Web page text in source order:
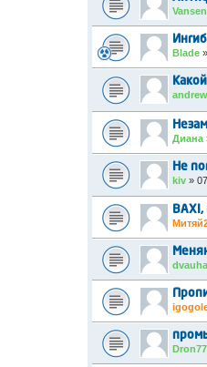
Blade »
Диана
Не
kiv »
BAXI,
dvauha